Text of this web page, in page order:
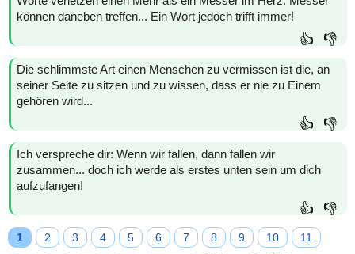
können daneben treffen... Ein Wort jedoch trifft immer!
👍 👎
Die schlimmste Art einen Menschen zu vermissen ist die, an
seiner Seite zu sitzen und zu wissen, dass er nie zu Einem
gehören wird...
👍 👎
Ich verspreche dir: Wenn wir fallen, dann fallen wir
zusammen... doch ich werde als erstes unten sein um dich
aufzufangen!
👍 👎
1 2 3 4 5 6 7 8 9 10 11